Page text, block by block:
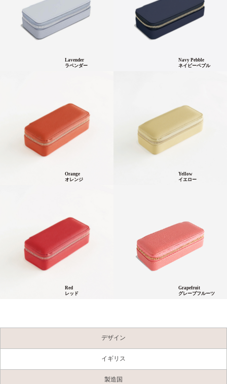
Lavender
ラベンダー
Navy Pebble
ネイビーペブル
Orange
オレンジ
Yellow
イエロー
Red
レッド
Grapefruit
グレープフルーツ
デザイン
イギリス
製造国